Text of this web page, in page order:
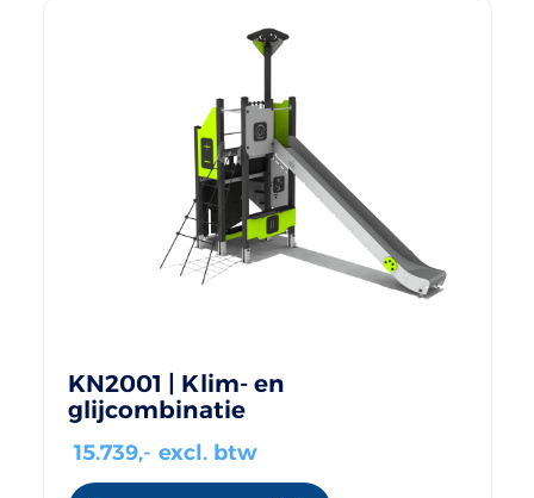
KN2001 | Klim- en
glijcombinatie
15.739,- excl. btw